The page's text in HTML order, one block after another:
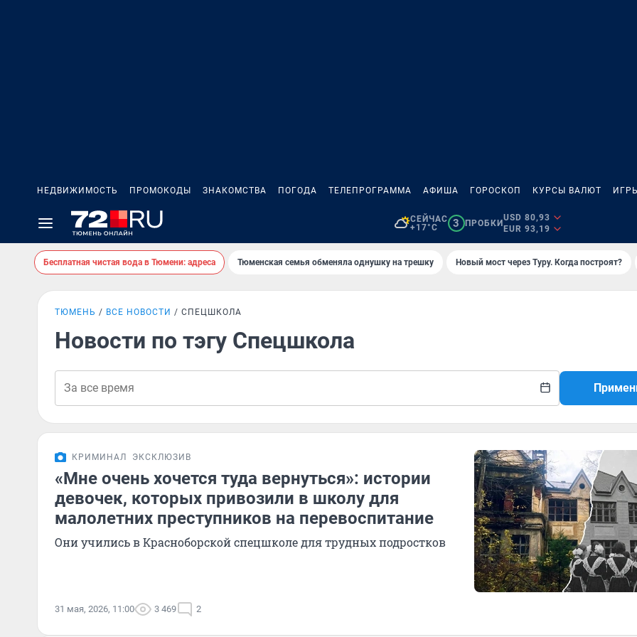
НЕДВИЖИМОСТЬ ПРОМОКОДЫ ЗНАКОМСТВА ПОГОДА ТЕЛЕПРОГРАММА АФИША ГОРОСКОП КУРСЫ ВАЛЮТ
СЕЙЧАС
+17°C
3 ПРОБКИ
USD 80,93
EUR 93,19
Бесплатная чистая вода в Тюмени: адреса Тюменская семья обменяла однушку на трешку Новый мост через Туру. Когда построят?
ТЮМЕНЬ ВСЕ НОВОСТИ СПЕЦШКОЛА
Новости по тэгу Спецшкола
КРИМИНАЛ ЭКСКЛЮЗИВ
«Мне очень хочется туда вернуться»: истории
девочек, которых привозили в школу для
малолетних преступников на перевоспитание
Они учились в Красноборской спецшколе для трудных подростков
31 мая, 2026, 11:00 3 469 2